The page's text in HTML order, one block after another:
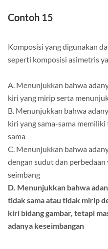
Contoh 15
Komposisi yang digunakan
seperti komposisi asimetris
A. Menunjukkan bahwa
kiri yang mirip serta
B. Menunjukkan bahwa
kiri yang sama-sama
sama
C. Menunjukkan bahwa
dengan sudut dan
seimbang
D. Menunjukkan bahwa
tidak sama atau tidak mirip
kiri bidang gambar, tetapi
adanya keseimbangan